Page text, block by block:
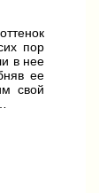
пор
в нее
ее
свой